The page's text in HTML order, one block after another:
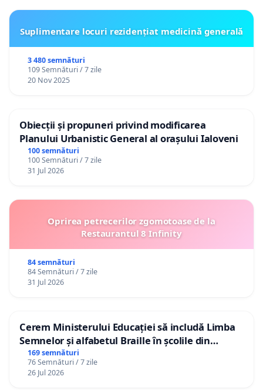
Suplimentare locuri rezidențiat medicină generală
3 480 semnături
109 Semnături / 7 zile
20 Nov 2025
Obiecții și propuneri privind modificarea
Planului Urbanistic General al orașului Ialoveni
100 semnături
100 Semnături / 7 zile
31 Jul 2026
Oprirea petrecerilor zgomotoase de la
Restaurantul 8 Infinity
84 semnături
84 Semnături / 7 zile
31 Jul 2026
Cerem Ministerului Educației să includă Limba
Semnelor și alfabetul Braille în școlile din
Republica Moldova!
169 semnături
76 Semnături / 7 zile
26 Jul 2026